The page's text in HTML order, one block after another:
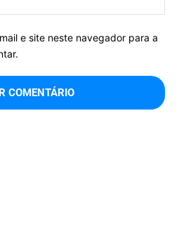
e site neste navegador para a